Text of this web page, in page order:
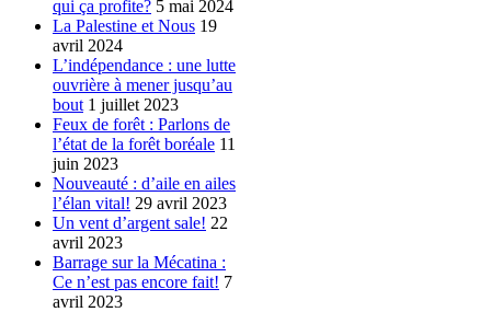
qui ça profite? 5 mai 2024
La Palestine et Nous 19
avril 2024
L’indépendance : une lutte
ouvrière à mener jusqu’au
bout 1 juillet 2023
Feux de forêt : Parlons de
l’état de la forêt boréale 11
juin 2023
Nouveauté : d’aile en ailes
l’élan vital! 29 avril 2023
Un vent d’argent sale! 22
avril 2023
Barrage sur la Mécatina :
Ce n’est pas encore fait! 7
avril 2023